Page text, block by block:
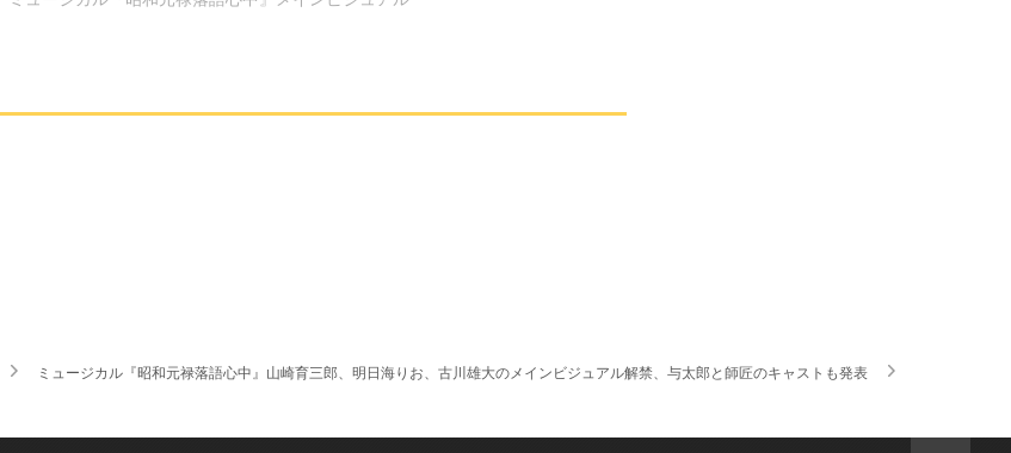
ミュージカル『昭和元禄落語心中』山崎育三郎、明日海りお、古川雄大のメインビジュアル解禁、与太郎と師匠のキャストも発表